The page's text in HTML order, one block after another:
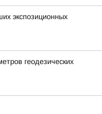
экспозиционных
геодезических